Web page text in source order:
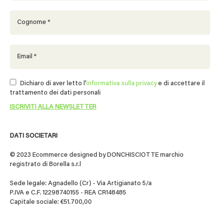
DATI SOCIETARI
© 2023 Ecommerce designed by DONCHISCIOTTE marchio
registrato di Borella s.r.l
Sede legale: Agnadello (Cr) - Via Artigianato 5/a
P.IVA e C.F. 12298740155 - REA CR148485
Capitale sociale: €51.700,00
Dichiaro di aver letto l'informativa sulla privacye di accettare il
trattamento dei dati personali